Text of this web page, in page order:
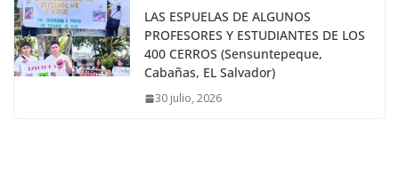
LAS ESPUELAS DE ALGUNOS
PROFESORES Y ESTUDIANTES DE LOS
400 CERROS (Sensuntepeque,
Cabañas, EL Salvador)
30 julio, 2026